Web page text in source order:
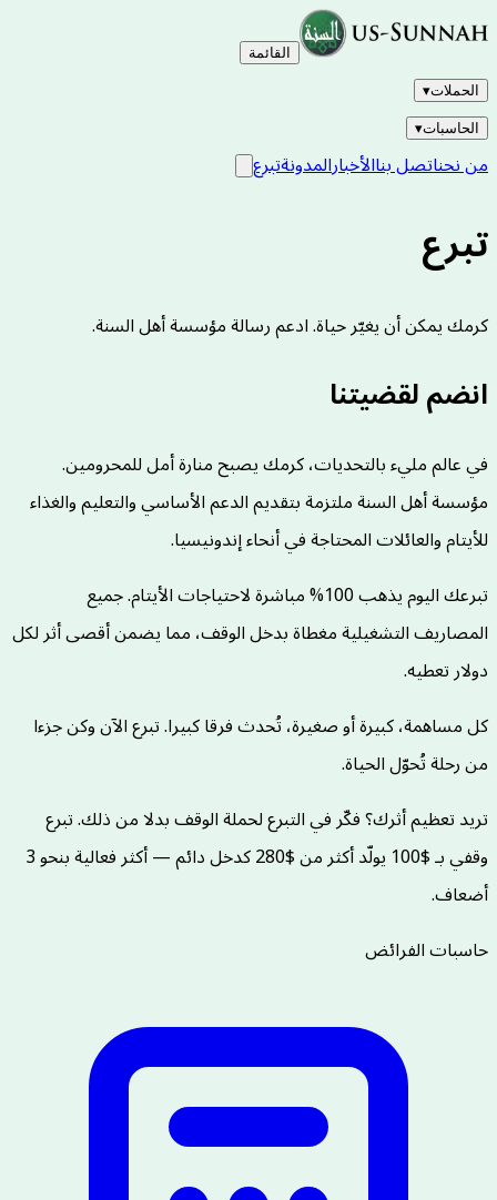
القائمة
الحملات▾
الحاسبات▾
من نحناتصل بناالأخبارالمدونةتبرع
تبرع
كرمك يمكن أن يغيّر حياة. ادعم رسالة مؤسسة أهل السنة.
انضم لقضيتنا
في عالم مليء بالتحديات، كرمك يصبح منارة أمل للمحرومين.
مؤسسة أهل السنة ملتزمة بتقديم الدعم الأساسي والتعليم والغذاء
للأيتام والعائلات المحتاجة في أنحاء إندونيسيا.
تبرعك اليوم يذهب 100% مباشرة لاحتياجات الأيتام. جميع
المصاريف التشغيلية مغطاة بدخل الوقف، مما يضمن أقصى أثر لكل
دولار تعطيه.
كل مساهمة، كبيرة أو صغيرة، تُحدث فرقا كبيرا. تبرع الآن وكن جزءا
من رحلة تُحوّل الحياة.
تريد تعظيم أثرك؟ فكّر في التبرع لحملة الوقف بدلا من ذلك. تبرع
وقفي بـ $100 يولّد أكثر من $280 كدخل دائم — أكثر فعالية بنحو 3
أضعاف.
حاسبات الفرائض